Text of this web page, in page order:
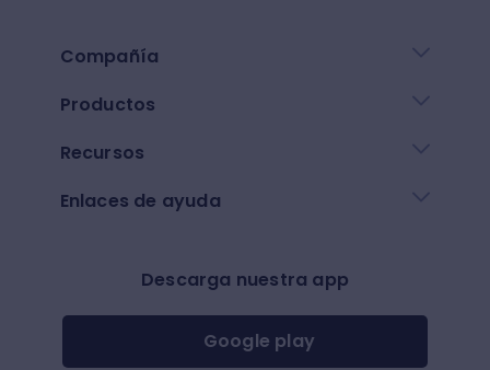
Compañía
Productos
Recursos
Enlaces de ayuda
Descarga nuestra app
Google play